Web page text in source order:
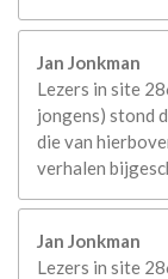
Jan Jonkman
Lezers in site
jongens) stond
die van
verhalen
Jan Jonkman
Lezers in site